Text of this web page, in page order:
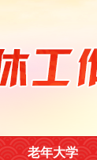
老年大学